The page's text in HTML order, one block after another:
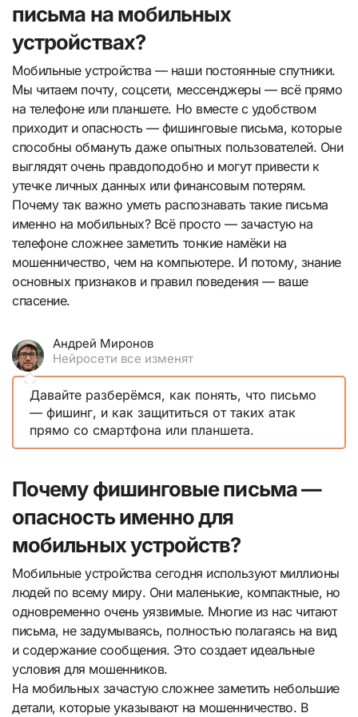
письма на мобильных
устройствах?
Мобильные устройства — наши постоянные спутники.
Мы читаем почту, соцсети, мессенджеры — всё прямо
на телефоне или планшете. Но вместе с удобством
приходит и опасность — фишинговые письма, которые
способны обмануть даже опытных пользователей. Они
выглядят очень правдоподобно и могут привести к
утечке личных данных или финансовым потерям.
Почему так важно уметь распознавать такие письма
именно на мобильных? Всё просто — зачастую на
телефоне сложнее заметить тонкие намёки на
мошенничество, чем на компьютере. И потому, знание
основных признаков и правил поведения — ваше
спасение.
Андрей Миронов
Нейросети все изменят
Давайте разберёмся, как понять, что письмо
— фишинг, и как защититься от таких атак
прямо со смартфона или планшета.
Почему фишинговые письма —
опасность именно для
мобильных устройств?
Мобильные устройства сегодня используют миллионы
людей по всему миру. Они маленькие, компактные, но
одновременно очень уязвимые. Многие из нас читают
письма, не задумываясь, полностью полагаясь на вид
и содержание сообщения. Это создает идеальные
условия для мошенников.
На мобильных зачастую сложнее заметить небольшие
детали, которые указывают на мошенничество. В